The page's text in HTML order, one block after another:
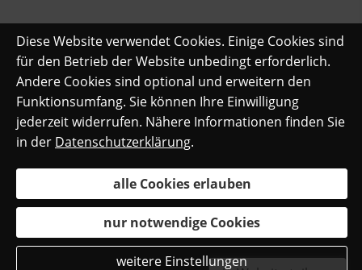
Diese Website verwendet Cookies. Einige Cookies sind
für den Betrieb der Website unbedingt erforderlich.
Andere Cookies sind optional und erweitern den
Funktionsumfang. Sie können Ihre Einwilligung
jederzeit widerrufen. Nähere Informationen finden Sie
in der Datenschutzerklärung.
alle Cookies erlauben
nur notwendige Cookies
weitere Einstellungen